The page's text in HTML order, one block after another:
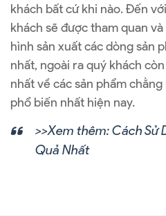
khách bất cứ khi nào. Đến
khách sẽ được tham quan
hình sản xuất các dòng sản
nhất, ngoài ra quý khách
nhất về các sản phẩm
phổ biến nhất hiện nay.
>>Xem thêm:Cách Sử
Quả Nhất